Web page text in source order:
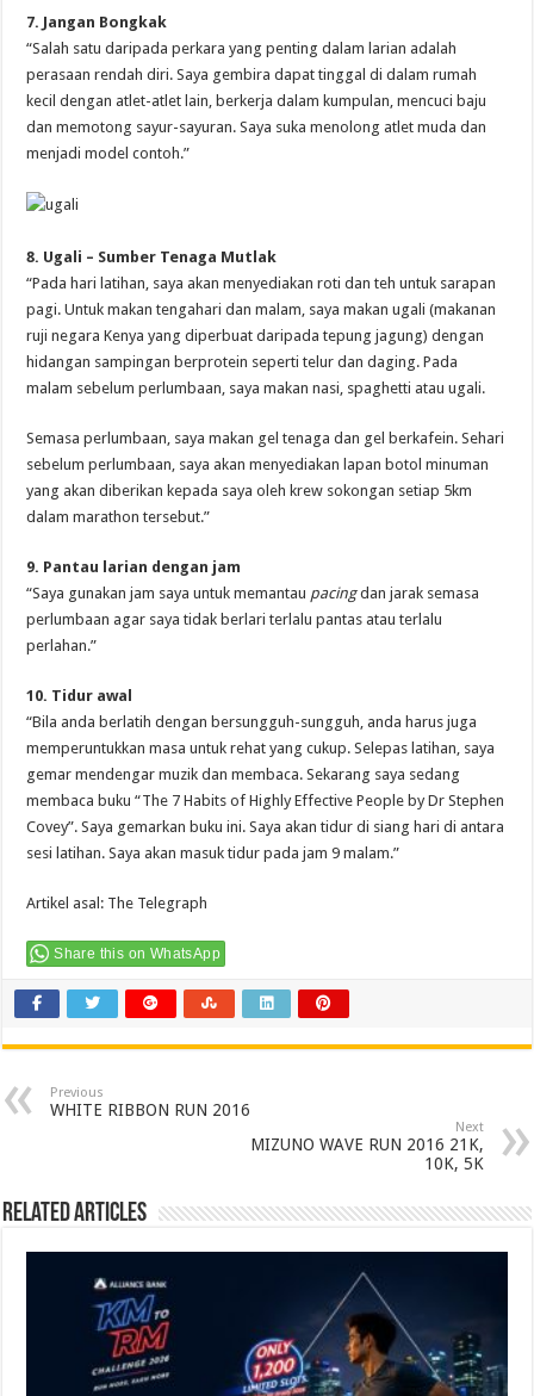
7. Jangan Bongkak
“Salah satu daripada perkara yang penting dalam larian adalah
perasaan rendah diri. Saya gembira dapat tinggal di dalam rumah
kecil dengan atlet-atlet lain, berkerja dalam kumpulan, mencuci baju
dan memotong sayur-sayuran. Saya suka menolong atlet muda dan
menjadi model contoh.”
8. Ugali – Sumber Tenaga Mutlak
“Pada hari latihan, saya akan menyediakan roti dan teh untuk sarapan
pagi. Untuk makan tengahari dan malam, saya makan ugali (makanan
ruji negara Kenya yang diperbuat daripada tepung jagung) dengan
hidangan sampingan berprotein seperti telur dan daging. Pada
malam sebelum perlumbaan, saya makan nasi, spaghetti atau ugali.
Semasa perlumbaan, saya makan gel tenaga dan gel berkafein. Sehari
sebelum perlumbaan, saya akan menyediakan lapan botol minuman
yang akan diberikan kepada saya oleh krew sokongan setiap 5km
dalam marathon tersebut.”
9. Pantau larian dengan jam
“Saya gunakan jam saya untuk memantau pacingdan jarak semasa
perlumbaan agar saya tidak berlari terlalu pantas atau terlalu
perlahan.”
10. Tidur awal
“Bila anda berlatih dengan bersungguh-sungguh, anda harus juga
memperuntukkan masa untuk rehat yang cukup. Selepas latihan, saya
gemar mendengar muzik dan membaca. Sekarang saya sedang
membaca buku “The 7 Habits of Highly Effective People by Dr Stephen
Covey”. Saya gemarkan buku ini. Saya akan tidur di siang hari di antara
sesi latihan. Saya akan masuk tidur pada jam 9 malam.”
Artikel asal: The Telegraph
Share this on WhatsApp
Previous
WHITE RIBBON RUN 2016
Next
MIZUNO WAVE RUN 2016 21K,
10K, 5K
Related Articles